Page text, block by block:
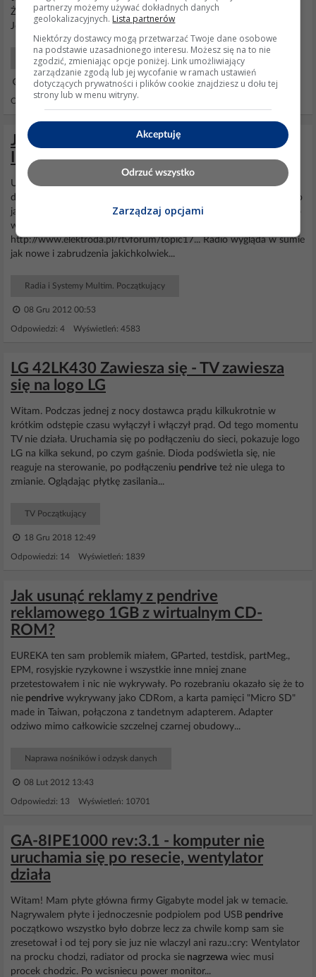
Żaden program diagnozujący go nie widzi, poprostu jakby umarł.
Jedyne oznaki życia jakie wykazuje...
Komputery Hardware
25 Sty 2015 18:19
Odpowiedzi: 2 Wyświetleń: 1251
JVC KD-G722 - Radio nie działa, układ
IC901 się nagrzewa po włożeniu płyty
Układ ten to IC 901 ( oznaczenie na płycie) i nie odczytywałem
dokładnych danych z niego, ale ktoś z innego tematu twierdzi, że to
jakiś AN80T71. Podam także linka do postu innego kolegi z którego
właśnie od tego zacząłem sprawdzanie...
http://www.elektroda.pl/rtvforum/topic17... Radio wygląda w sumie
jak nowe i zabrudzenia jakichkolwiek...
Radia i Systemy Multim. Początkujący
08 Gru 2012 00:53
Odpowiedzi: 4 Wyświetleń: 4583
LG 42LK430 Zawiesza się - TV zawiesza
się na logo LG
Witam. Podczas jednej z nocy dostawca prądu kilkukrotnie w
krótkim odstępie czasu wyłączył i włączył prąd. Od tego momentu
TV nie działa. Uruchamia się po podłączeniu do sieci, pokazuje logo
LG na kilka sekund, po czym gaśnie. Dioda podświetla się, nie
reaguje na sterowanie, po podłączeniu pendrive też nie ulega to
zmianie. Oglądając płytkę zasilania...
TV Początkujący
18 Gru 2018 12:49
Odpowiedzi: 14 Wyświetleń: 1839
Jak usunąć reklamy z pendrive
reklamowego 1GB z wirtualnym CD-
ROM?
EUREKA ten sam problemik miałem, GParted, testdisk, partMeg.,
EPM, rosyjskie ryzykowne i wszystkie inne mniej znane
przetestowałem i nic nie wykrywały. Po rozebraniu okazało się że to
nie pendrive wykrywany jako CDRom, a karta pamięci "Micro SD"
made in Taiwan, połączona z tandetnym adapterem. Adapter
odziwo mimo całkowicie szczelnej czarnej obudowy...
Naprawa nośników i odzysk danych
08 Lut 2012 13:43
Odpowiedzi: 13 Wyświetleń: 10701
GA-8IPE1000 rev:3.1 - komputer nie
uruchamia się po resecie, wentylator
działa
Witam! Mam płyte główna firmy Gigabyte model jak w temacie.
Nagrywalem płyte i jednoczesnie podpiolem pod USB pendrive
początkowo wszystko było dobrze lecz za chwile komp sam sie
zresetował i od tej pory sie juz nie wlaczyl ani razu.:cry: Wentylator
na procku chodzi, radiator od procka sie nagrzewa wiec musi
procek chodzic. Po wcisniecu power monitor...
partnerzy możemy używać dokładnych danych
geolokalizacyjnych. Lista partnerów
Niektórzy dostawcy mogą przetwarzać Twoje dane osobowe
na podstawie uzasadnionego interesu. Możesz się na to nie
zgodzić, zmieniając opcje poniżej. Link umożliwiający
zarządzanie zgodą lub jej wycofanie w ramach ustawień
dotyczących prywatności i plików cookie znajdziesz u dołu tej
strony lub w menu witryny.
Akceptuję
Odrzuć wszystko
Zarządzaj opcjami